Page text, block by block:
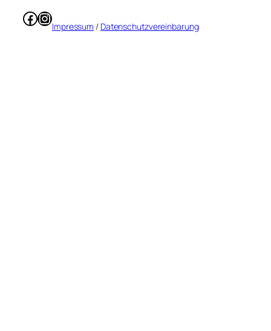
Facebook
Instagram
Impressum / Datenschutzvereinbarung